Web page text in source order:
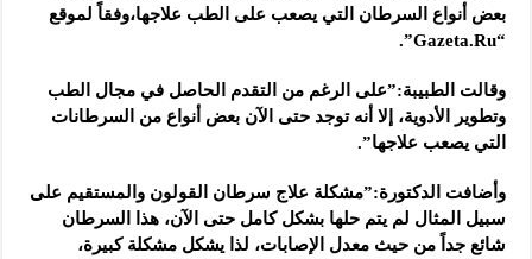
بعض أنواع السرطان التي يصعب على الطب علاجها،وفقاً لموقع
“Gazeta.Ru”.
وقالت الطبيبة:”على الرغم من التقدم الحاصل في مجال الطب
وتطوير الأدوية، إلا أنه توجد حتى الآن بعض أنواع من السرطانات
التي يصعب علاجها”.
وأضافت الدكتورة:”مشكلة علاج سرطان القولون والمستقيم على
سبيل المثال لم يتم حلها بشكل كامل حتى الآن، هذا السرطان
شائع جداً من حيث معدل الإصابات، لذا يشكل مشكلة كبيرة،